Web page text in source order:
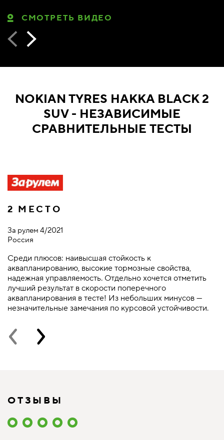
СМОТРЕТЬ ВИДЕО
NOKIAN TYRES HAKKA BLACK 2
SUV - НЕЗАВИСИМЫЕ
СРАВНИТЕЛЬНЫЕ ТЕСТЫ
2 МЕСТО
За рулем 4/2021
Россия
Среди плюсов: наивысшая стойкость к
аквапланированию, высокие тормозные свойства,
надежная управляемость. Отдельно хочется отметить
лучший результат в скорости поперечного
аквапланирования в тесте! Из небольших минусов —
незначительные замечания по курсовой устойчивости.
ОТЗЫВЫ